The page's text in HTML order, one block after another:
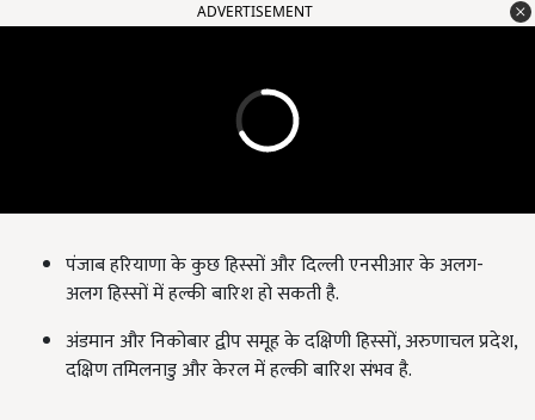
ADVERTISEMENT
पंजाब हरियाणा के कुछ हिस्सों और दिल्ली एनसीआर के अलग-
अलग हिस्सों में हल्की बारिश हो सकती है.
अंडमान और निकोबार द्वीप समूह के दक्षिणी हिस्सों, अरुणाचल प्रदेश,
दक्षिण तमिलनाडु और केरल में हल्की बारिश संभव है.